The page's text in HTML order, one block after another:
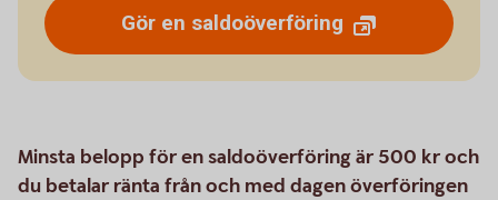
Gör en saldoöverföring
Minsta belopp för en saldoöverföring är 500 kr och
du betalar ränta från och med dagen överföringen